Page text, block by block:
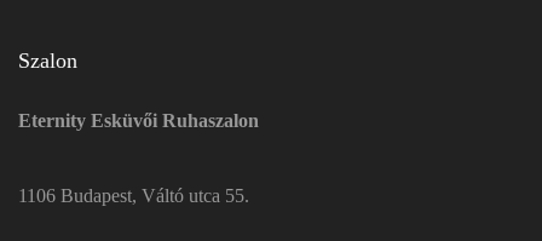
Szalon
Eternity Esküvői Ruhaszalon
1106 Budapest, Váltó utca 55.